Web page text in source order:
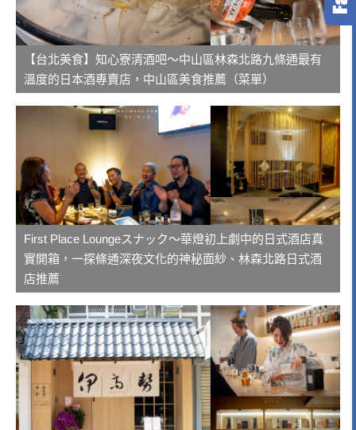
【台北美食】知心寮清酒吧～中山區林森北路九條通最有
溫度的日本酒專賣店，中山區美食推薦（菜單）
First Place Loungeスナック～華燈初上劇中的日式酒店真
實開箱，一探條通深夜文化的神秘面紗、林森北路日式酒
店推薦